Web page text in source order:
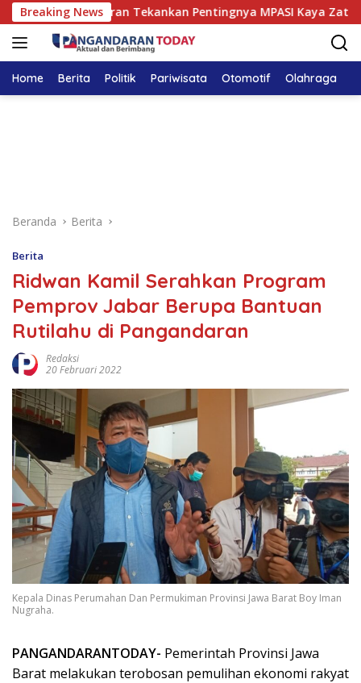
Langsung
ke
konten
Breaking News
Pangandaran Tekankan Pentingnya MPASI Kaya Zat Besi
Home Berita Politik Pariwisata Otomotif Olahraga
Beranda Berita
Berita
Ridwan Kamil Serahkan Program
Pemprov Jabar Berupa Bantuan
Rutilahu di Pangandaran
Redaksi
20 Februari 2022
Kepala Dinas Perumahan Dan Permukiman Provinsi Jawa Barat Boy Iman
Nugraha.
PANGANDARANTODAY- Pemerintah Provinsi Jawa
Barat melakukan terobosan pemulihan ekonomi rakyat